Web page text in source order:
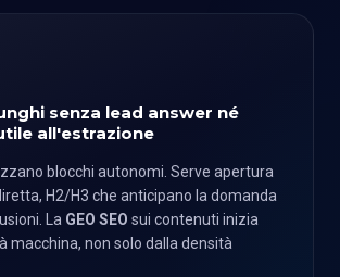
senza lead answer né
all'estrazione
blocchi autonomi. Serve apertura
H2/H3 che anticipano la domanda
La GEO SEO sui contenuti inizia
macchina, non solo dalla densità